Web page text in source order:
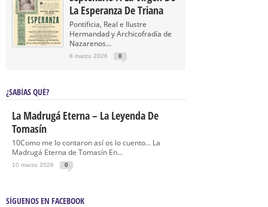
La Esperanza De Triana
Pontificia, Real e Ilustre
Hermandad y Archicofradía de
Nazarenos...
8 marzo 2026 0
¿SABÍAS QUÉ?
La Madrugá Eterna – La Leyenda De
Tomasín
10Como me lo contaron así os lo cuento… La
Madrugá Eterna de Tomasín En...
10 marzo 2026 0
SÍGUENOS EN FACEBOOK